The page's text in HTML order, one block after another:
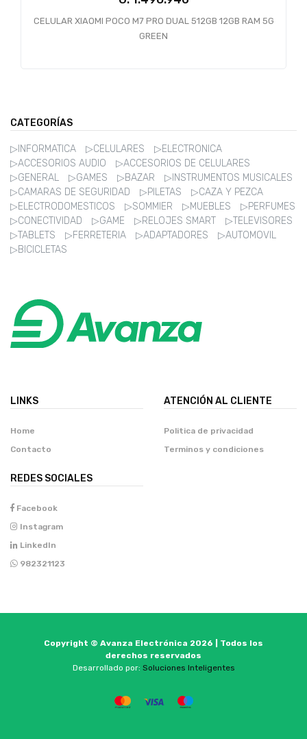
CELULAR XIAOMI POCO M7 PRO DUAL 512GB 12GB RAM 5G
GREEN
CATEGORÍAS
▷INFORMATICA ▷CELULARES
▷ELECTRONICA
▷ACCESORIOS AUDIO
▷ACCESORIOS DE CELULARES
▷GENERAL
▷GAMES ▷BAZAR
▷INSTRUMENTOS MUSICALES
▷CAMARAS DE SEGURIDAD
▷PILETAS
▷CAZA Y PEZCA
▷ELECTRODOMESTICOS
▷SOMMIER ▷MUEBLES
▷PERFUMES
▷CONECTIVIDAD
▷GAME ▷RELOJES SMART
▷TELEVISORES
▷TABLETS
▷FERRETERIA ▷ADAPTADORES
▷AUTOMOVIL
▷BICICLETAS
LINKS
Home
Contacto
ATENCIÓN AL CLIENTE
Politica de privacidad
Terminos y condiciones
REDES SOCIALES
Facebook
Instagram
LinkedIn
982321123
Copyright © Avanza Electrónica 2026 | Todos los
derechos reservados
Desarrollado por: Soluciones Inteligentes